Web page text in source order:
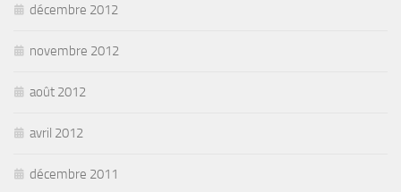
décembre 2012
novembre 2012
août 2012
avril 2012
décembre 2011